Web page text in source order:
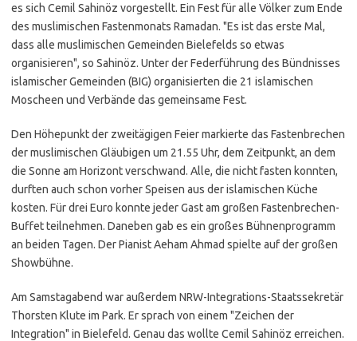
es sich Cemil Sahinöz vorgestellt. Ein Fest für alle Völker zum Ende
des muslimischen Fastenmonats Ramadan. "Es ist das erste Mal,
dass alle muslimischen Gemeinden Bielefelds so etwas
organisieren", so Sahinöz. Unter der Federführung des Bündnisses
islamischer Gemeinden (BIG) organisierten die 21 islamischen
Moscheen und Verbände das gemeinsame Fest.
Den Höhepunkt der zweitägigen Feier markierte das Fastenbrechen
der muslimischen Gläubigen um 21.55 Uhr, dem Zeitpunkt, an dem
die Sonne am Horizont verschwand. Alle, die nicht fasten konnten,
durften auch schon vorher Speisen aus der islamischen Küche
kosten. Für drei Euro konnte jeder Gast am großen Fastenbrechen-
Buffet teilnehmen. Daneben gab es ein großes Bühnenprogramm
an beiden Tagen. Der Pianist Aeham Ahmad spielte auf der großen
Showbühne.
Am Samstagabend war außerdem NRW-Integrations-Staatssekretär
Thorsten Klute im Park. Er sprach von einem "Zeichen der
Integration" in Bielefeld. Genau das wollte Cemil Sahinöz erreichen.